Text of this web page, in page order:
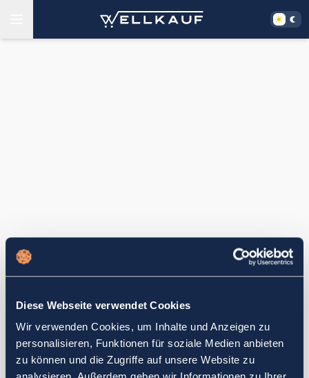
Diese Webseite verwendet Cookies
Wir verwenden Cookies, um Inhalte und Anzeigen zu
personalisieren, Funktionen für soziale Medien anbieten
zu können und die Zugriffe auf unsere Website zu